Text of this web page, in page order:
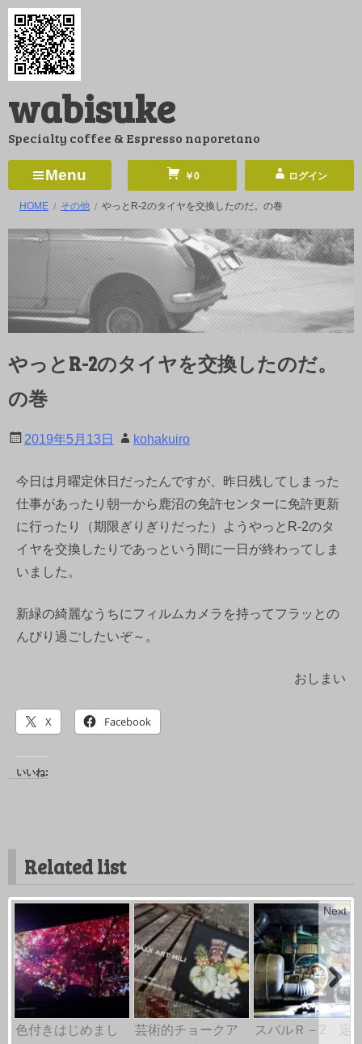
コ
ン
ツ
ス
ッ
wabisuke
Specialty coffee & Espresso naporetano
Menu ￥0 ログイン
HOME その他 やっとR-2のタイヤを交換したのだ。の巻
やっとR-2のタイヤを交換したのだ。
の巻
2019年5月13日 kohakuiro
今日は月曜定休日だったんですが、昨日残してしまった
仕事があったり朝一から鹿沼の免許センターに免許更新
に行ったり（期限ぎりぎりだった）ようやっとR-2のタ
イヤを交換したりであっという間に一日が終わってしま
いました。
新緑の綺麗なうちにフィルムカメラを持ってフラッとの
んびり過ごしたいぞ～。
おしまい
X Facebook
いいね:
Related list
色付きはじめまし
芸術的チョークア
スバルＲ－2 定
Next